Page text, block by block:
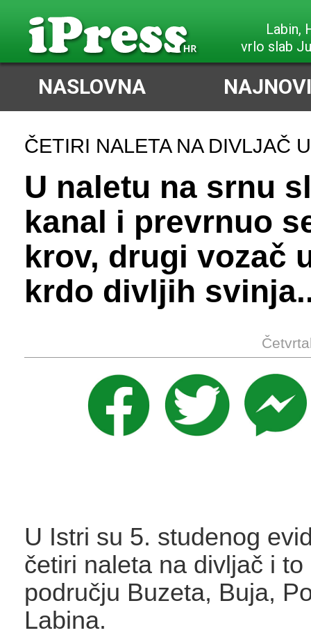
Labin,
vrlo slab
NASLOVNA
ČETIRI NALETA NA DIVLJAČ
U naletu na srnu
kanal i prevrnuo
krov, drugi vozač
krdo divljih
U Istri su 5. studenog
četiri naleta na divljač i
području Buzeta, Buja,
Labina.